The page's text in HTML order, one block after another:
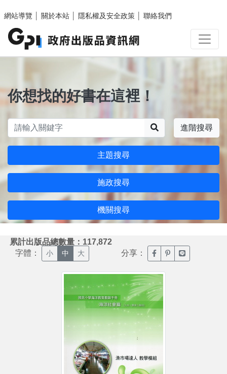
網站導覽
關於本站 隱私權及安全政策 聯絡我們
你想找的好書在這裡！
進階搜尋
主題搜尋
施政搜尋
機關搜尋
累計出版品總數量：117,872
字體： 小 中 大 分享： 臉書分享(另開新視窗)
噗浪分享(另開新
Line分享(另